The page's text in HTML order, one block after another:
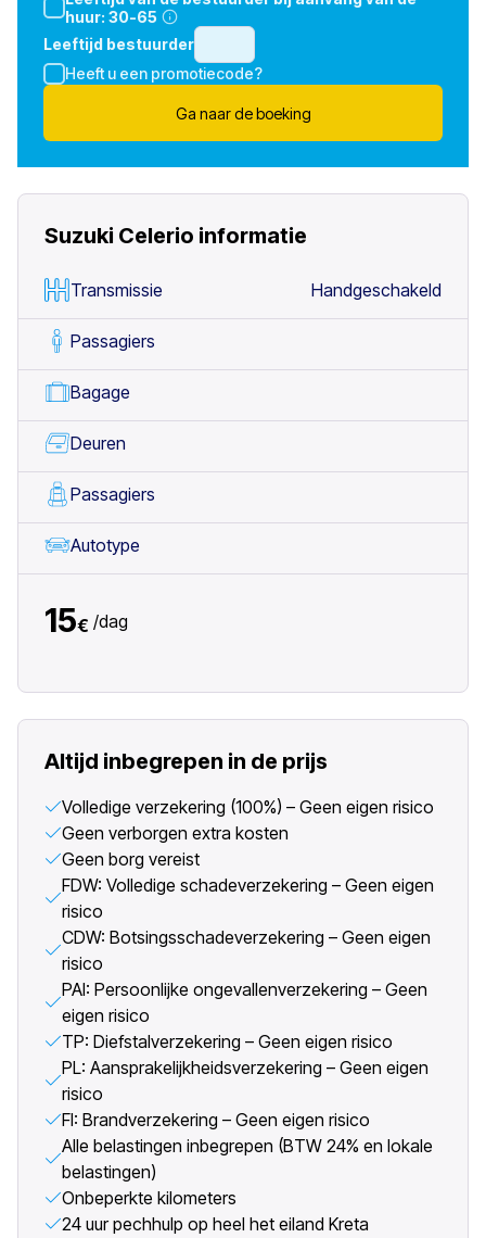
huur: 30-65
Leeftijd bestuurder
Heeft u een promotiecode?
Ga naar de boeking
Suzuki Celerio informatie
Transmissie Handgeschakeld
Passagiers
Bagage
Deuren
Passagiers
Autotype
15€ /dag
Altijd inbegrepen in de prijs
Volledige verzekering (100%) – Geen eigen risico
Geen verborgen extra kosten
Geen borg vereist
FDW: Volledige schadeverzekering – Geen eigen
risico
CDW: Botsingsschadeverzekering – Geen eigen
risico
PAI: Persoonlijke ongevallenverzekering – Geen
eigen risico
TP: Diefstalverzekering – Geen eigen risico
PL: Aansprakelijkheidsverzekering – Geen eigen
risico
FI: Brandverzekering – Geen eigen risico
Alle belastingen inbegrepen (BTW 24% en lokale
belastingen)
Onbeperkte kilometers
24 uur pechhulp op heel het eiland Kreta